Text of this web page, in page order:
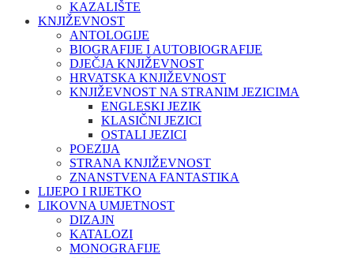
KAZALIŠTE
KNJIŽEVNOST
ANTOLOGIJE
BIOGRAFIJE I AUTOBIOGRAFIJE
DJEČJA KNJIŽEVNOST
HRVATSKA KNJIŽEVNOST
KNJIŽEVNOST NA STRANIM JEZICIMA
ENGLESKI JEZIK
KLASIČNI JEZICI
OSTALI JEZICI
POEZIJA
STRANA KNJIŽEVNOST
ZNANSTVENA FANTASTIKA
LIJEPO I RIJETKO
LIKOVNA UMJETNOST
DIZAJN
KATALOZI
MONOGRAFIJE